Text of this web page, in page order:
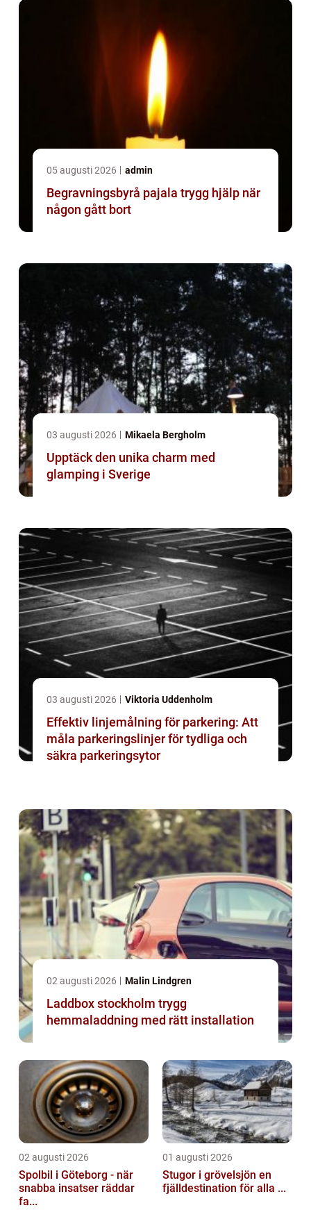
05 augusti 2026 admin
Begravningsbyrå pajala trygg hjälp när
någon gått bort
03 augusti 2026 Mikaela Bergholm
Upptäck den unika charm med
glamping i Sverige
03 augusti 2026 Viktoria Uddenholm
Effektiv linjemålning för parkering: Att
måla parkeringslinjer för tydliga och
säkra parkeringsytor
02 augusti 2026 Malin Lindgren
Laddbox stockholm trygg
hemmaladdning med rätt installation
02 augusti 2026
Spolbil i Göteborg - när
snabba insatser räddar
fa...
01 augusti 2026
Stugor i grövelsjön en
fjälldestination för alla ...